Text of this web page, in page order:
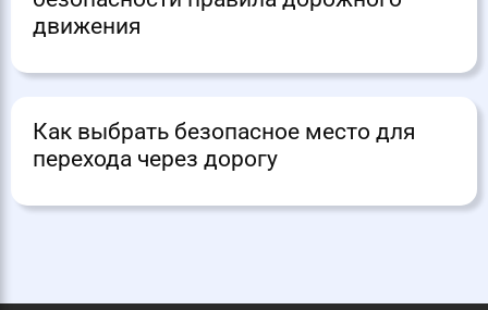
движения
Как выбрать безопасное место для
перехода через дорогу